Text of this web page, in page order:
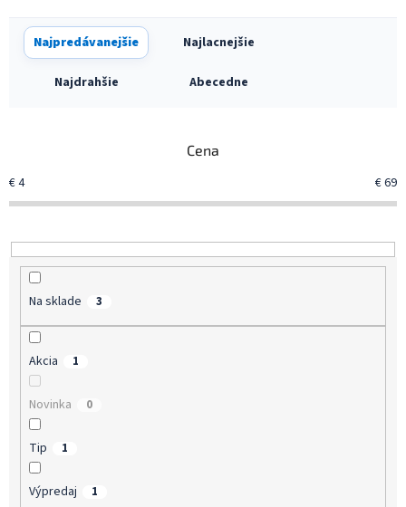
R
a
p
u
k
t
v
Najpredávanejšie Najlacnejšie
Najdrahšie Abecedne
Cena
€4 €69
Na sklade 3
Akcia 1
Novinka 0
Tip 1
Výpredaj 1